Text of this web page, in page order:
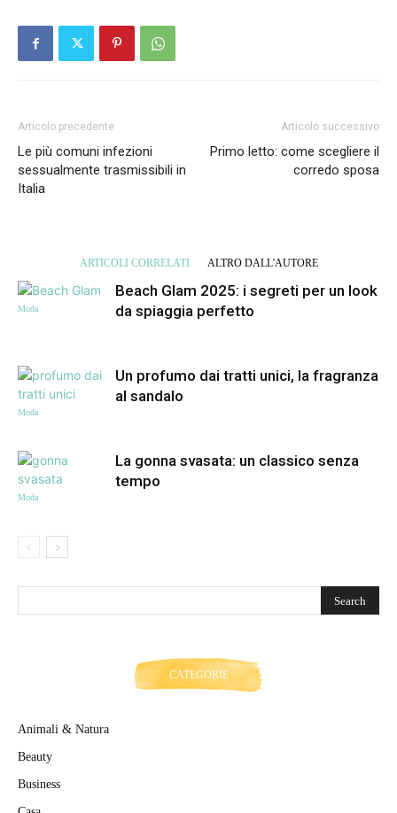
Articolo precedente
Le più comuni infezioni
sessualmente trasmissibili in
Italia
Articolo successivo
Primo letto: come scegliere il
corredo sposa
ARTICOLI CORRELATI ALTRO DALL'AUTORE
Moda
Beach Glam 2025: i segreti per un look
da spiaggia perfetto
Moda
Un profumo dai tratti unici, la fragranza
al sandalo
Moda
La gonna svasata: un classico senza
tempo
CATEGORIE
Animali & Natura
Beauty
Business